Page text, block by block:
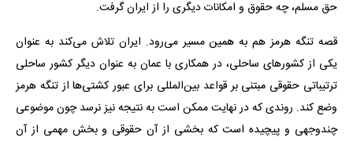
حق مسلم، چه حقوق و امکانات دیگری را از ایران گرفت.
قصه تنگه هرمز هم به همین مسیر می‌رود. ایران تلاش می‌کند به عنوان
یکی از کشورهای ساحلی، در همکاری با عمان به عنوان دیگر کشور ساحلی
ترتیباتی حقوقی مبتنی بر قواعد بین‌المللی برای عبور کشتی‌ها از تنگه هرمز
وضع کند. روندی که در نهایت ممکن است به نتیجه نیز نرسد چون موضوعی
چندوجهی و پیچیده است که بخشی از آن حقوقی و بخش مهمی از آن